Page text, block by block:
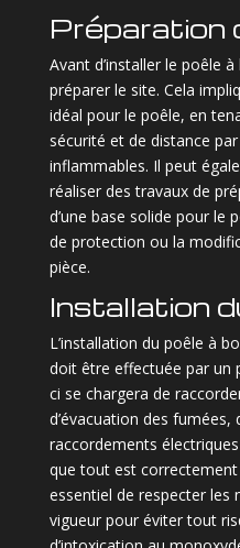
Préparation
Avant d’installer le poêle
préparer le site. Cela
idéal pour le poêle, en
sécurité et de distance
inflammables. Il peut
réaliser des travaux de
d’une base solide pour le
de protection ou la
pièce.
Installation
L’installation du poêle à
doit être effectuée par un
ci se chargera de
d’évacuation des fumées,
raccordements
que tout est
essentiel de respecter les
vigueur pour éviter tout